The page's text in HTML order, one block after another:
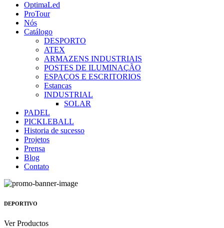
OptimaLed
ProTour
Nós
Catálogo
DESPORTO
ATEX
ARMAZENS INDUSTRIAIS
POSTES DE ILUMINAÇÃO
ESPAÇOS E ESCRITORIOS
Estancas
INDUSTRIAL
SOLAR
PADEL
PICKLEBALL
Historia de sucesso
Projetos
Prensa
Blog
Contato
DEPORTIVO
Ver Productos